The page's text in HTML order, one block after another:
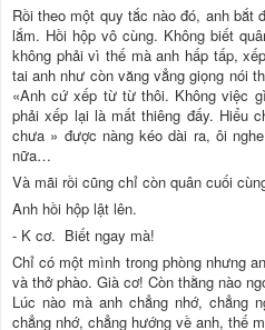
Rồi theo một quy tắc nào đó, anh
lắm. Hồi hộp vô cùng. Không biết
không phải vì thế mà anh hấp tấp,
tai anh như còn văng vẳng giọng nói
«Anh cứ xếp từ từ thôi. Không việc
phải xếp lại là mất thiêng đấy. Hiểu
chưa » được nàng kéo dài ra, ôi
nữa…
Và mãi rồi cũng chỉ còn quân cuối
Anh hồi hộp lật lên.
- K cơ. Biết ngay mà!
Chỉ có một mình trong phòng nhưng
và thở phào. Già cơ! Còn thằng nào
Lúc nào mà anh chẳng nhớ, chẳng
chẳng nhớ, chẳng hướng về anh, thế